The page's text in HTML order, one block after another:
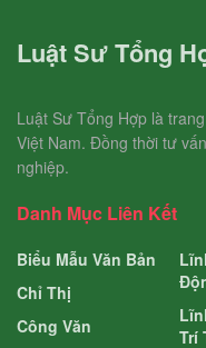
Luật Sư Tổng
Luật Sư Tổng Hợp là
Việt Nam. Đồng thời tư
nghiệp.
Danh Mục Liên Kết
Biểu Mẫu Văn Bản
Chỉ Thị
Công Văn
Trí